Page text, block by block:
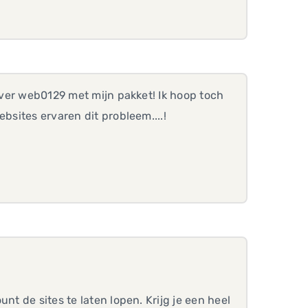
web0129 met mijn pakket! Ik hoop toch
ervaren dit probleem....!
de sites te laten lopen. Krijg je een heel